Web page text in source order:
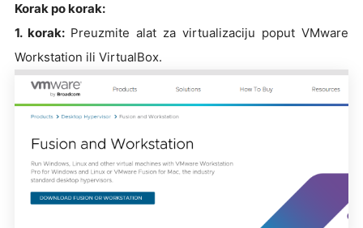
Korak po korak:
1. korak: Preuzmite alat za virtualizaciju poput VMware
Workstation ili VirtualBox.